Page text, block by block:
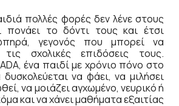
πολλές φορές δεν λένε στους
πονάει το δόντι τους και έτσι
γεγονός που μπορεί να
σχολικές επιδόσεις τους.
ένα παιδί με χρόνιο πόνο στο
να φάει, να μιλήσει
να μοιάζει αγχωμένο, νευρικό ή
και να χάνει μαθήματα εξαιτίας